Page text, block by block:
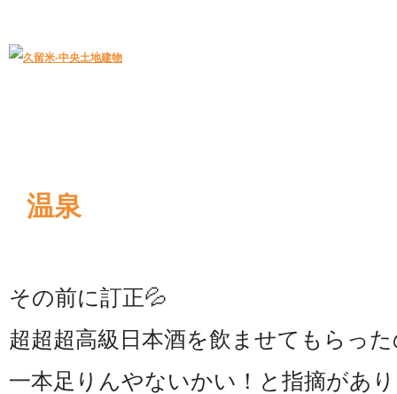
温泉
その前に訂正💦
超超超高級日本酒を飲ませてもらっ
一本足りんやないかい！と指摘があ